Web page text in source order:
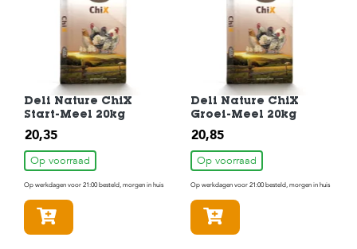
Deli Nature ChiX
Start-Meel 20kg
20,35
Op voorraad
Op werkdagen voor 21:00 besteld, morgen in huis
Deli Nature ChiX
Groei-Meel 20kg
20,85
Op voorraad
Op werkdagen voor 21:00 besteld, morgen in huis